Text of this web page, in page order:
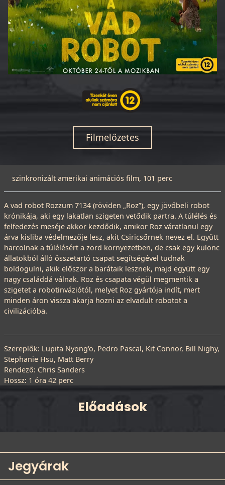
Filmelőzetes
szinkronizált amerikai animációs film, 101 perc
A vad robot Rozzum 7134 (röviden „Roz”), egy jövőbeli robot
krónikája, aki egy lakatlan szigeten vetődik partra. A túlélés és
felfedezés meséje akkor kezdődik, amikor Roz váratlanul egy
árva kisliba védelmezője lesz, akit Csiricsőrnek nevez el. Együtt
harcolnak a túlélésért a zord környezetben, de csak egy különc
állatokból álló összetartó csapat segítségével tudnak
boldogulni, akik először a barátaik lesznek, majd együtt egy
nagy családdá válnak. Roz és csapata végül megmentik a
szigetet a robotinváziótól, melyet Roz gyártója indít, mert
minden áron vissza akarja hozni az elvadult robotot a
civilizációba.
Szereplők: Lupita Nyong'o, Pedro Pascal, Kit Connor, Bill Nighy,
Stephanie Hsu, Matt Berry
Rendező: Chris Sanders
Hossz: 1 óra 42 perc
Előadások
Jegyárak